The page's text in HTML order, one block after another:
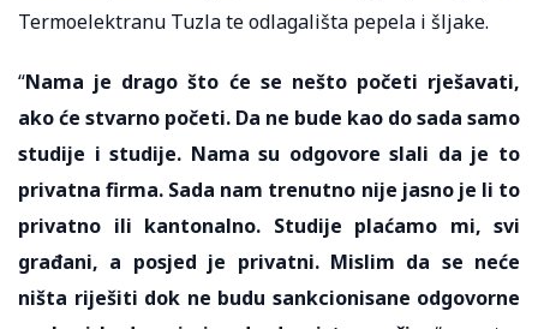
Termoelektranu Tuzla te odlagališta pepela i šljake.
“Nama je drago što će se nešto početi rješavati,
ako će stvarno početi. Da ne bude kao do sada samo
studije i studije. Nama su odgovore slali da je to
privatna firma. Sada nam trenutno nije jasno je li to
privatno ili kantonalno. Studije plaćamo mi, svi
građani, a posjed je privatni. Mislim da se neće
ništa riješiti dok ne budu sankcionisane odgovorne